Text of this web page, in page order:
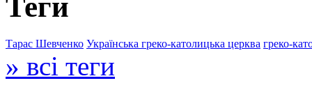
Тарас Шевченко Українська греко-католицька церква греко-
» всі теги